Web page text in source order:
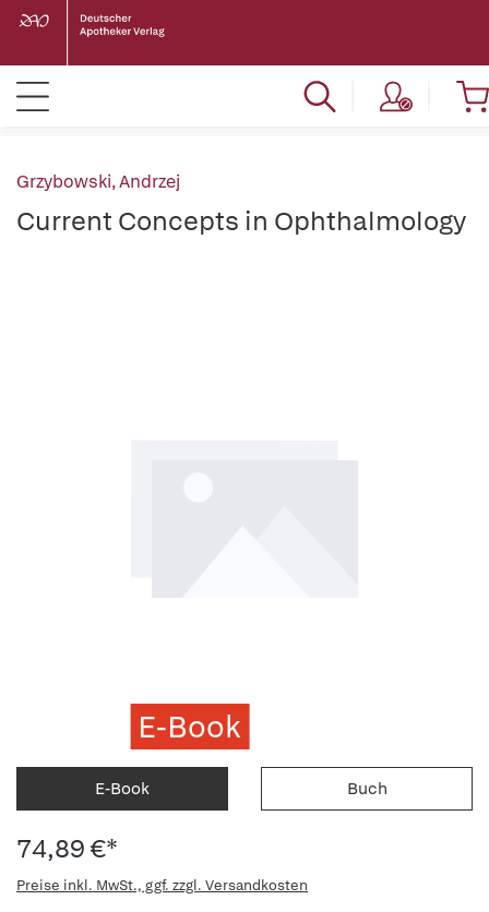
Grzybowski, Andrzej
Current Concepts in Ophthalmology
E-Book
E-Book Buch
74,89 €*
Preise inkl. MwSt., ggf. zzgl. Versandkosten